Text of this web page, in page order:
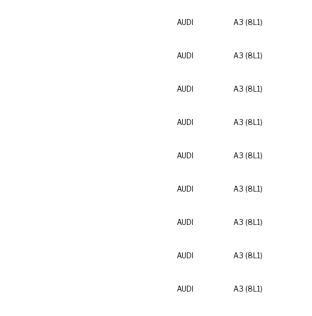
AUDI
A3 (8L1)
AUDI
A3 (8L1)
AUDI
A3 (8L1)
AUDI
A3 (8L1)
AUDI
A3 (8L1)
AUDI
A3 (8L1)
AUDI
A3 (8L1)
AUDI
A3 (8L1)
AUDI
A3 (8L1)